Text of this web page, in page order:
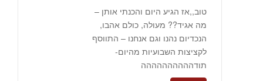
טוב,,אז הגיע היום והכנתי אותן –
מה אגיד?? מעולה, כולם אהבו,
הנכדיום נהנו וגם אנחנו – התווסף
לקציצות השבועיות מהיום-
תודהההההההההה